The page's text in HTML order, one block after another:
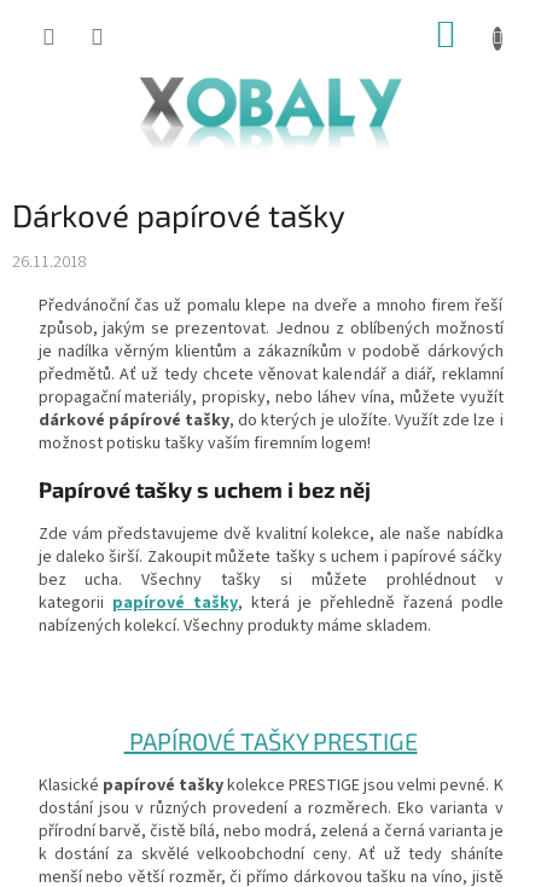
KOŠÍK
Dárkové papírové tašky
26.11.2018
Předvánoční čas už pomalu klepe na dveře a mnoho firem řeší
způsob, jakým se prezentovat. Jednou z oblíbených možností
je nadílka věrným klientům a zákazníkům v podobě dárkových
předmětů. Ať už tedy chcete věnovat kalendář a diář, reklamní
propagační materiály, propisky, nebo láhev vína, můžete využít
dárkové pápírové tašky, do kterých je uložíte. Využít zde lze i
možnost potisku tašky vaším firemním logem!
Papírové tašky s uchem i bez něj
Zde vám představujeme dvě kvalitní kolekce, ale naše nabídka
je daleko širší. Zakoupit můžete tašky s uchem i papírové sáčky
bez ucha. Všechny tašky si můžete prohlédnout v
kategorii papírové tašky, která je přehledně řazená podle
nabízených kolekcí. Všechny produkty máme skladem.
PAPÍROVÉ TAŠKY PRESTIGE
Klasické papírové taškykolekce PRESTIGE jsou velmi pevné. K
dostání jsou v různých provedení a rozměrech. Eko varianta v
přírodní barvě, čistě bílá, nebo modrá, zelená a černá varianta je
k dostání za skvělé velkoobchodní ceny. Ať už tedy sháníte
menší nebo větší rozměr, či přímo dárkovou tašku na víno, jistě